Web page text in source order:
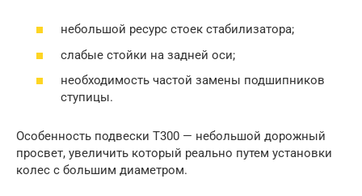
небольшой ресурс стоек стабилизатора;
слабые стойки на задней оси;
необходимость частой замены подшипников
ступицы.
Особенность подвески Т300 — небольшой дорожный
просвет, увеличить который реально путем установки
колес с большим диаметром.